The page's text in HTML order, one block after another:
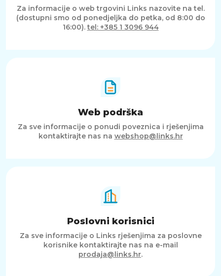
Za informacije o web trgovini Links nazovite na tel.
(dostupni smo od ponedjeljka do petka, od 8:00 do
16:00).tel: +385 1 3096 944
Web podrška
Za sve informacije o ponudi poveznica i rješenjima
kontaktirajte nas na webshop@links.hr
Poslovni korisnici
Za sve informacije o Links rješenjima za poslovne
korisnike kontaktirajte nas na e-mail
prodaja@links.hr.